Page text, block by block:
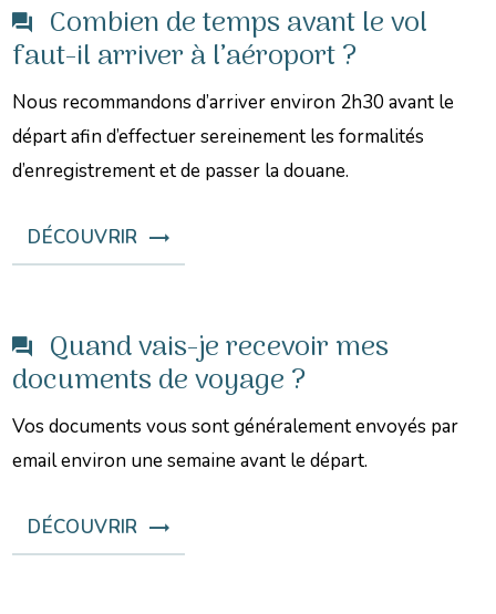
Combien de temps avant le vol
faut-il arriver à l’aéroport ?
Nous recommandons d’arriver environ 2h30 avant le
départ afin d’effectuer sereinement les formalités
d’enregistrement et de passer la douane.
DÉCOUVRIR
Quand vais-je recevoir mes
documents de voyage ?
Vos documents vous sont généralement envoyés par
email environ une semaine avant le départ.
DÉCOUVRIR